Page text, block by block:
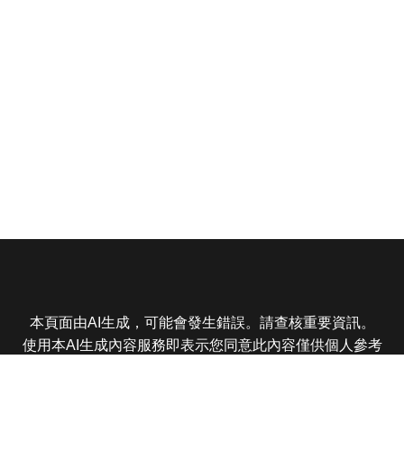
本頁面由AI生成，可能會發生錯誤。請查核重要資訊。
使用本AI生成內容服務即表示您同意此內容僅供個人參考